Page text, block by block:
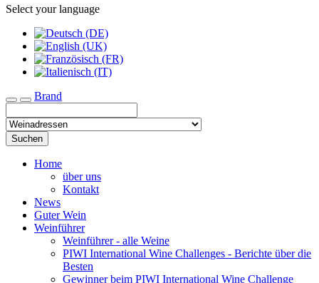
Select your language
Toggle navigation
Brand
Suchen
Home
über uns
Kontakt
News
Guter Wein
Weinführer
Weinführer - alle Weine
PIWI International Wine Challenges - Berichte über die
Besten
Gewinner beim PIWI International Wine Challenge